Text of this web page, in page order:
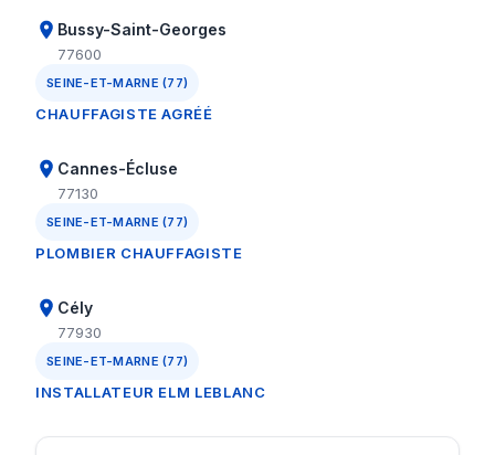
Bussy-Saint-Georges
77600
SEINE-ET-MARNE (77)
CHAUFFAGISTE AGRÉÉ
Cannes-Écluse
77130
SEINE-ET-MARNE (77)
PLOMBIER CHAUFFAGISTE
Cély
77930
SEINE-ET-MARNE (77)
INSTALLATEUR ELM LEBLANC